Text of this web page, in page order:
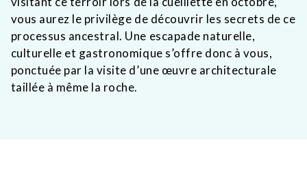
vous aurez le privilège de découvrir les secrets de ce
processus ancestral. Une escapade naturelle,
culturelle et gastronomique s’offre donc à vous,
ponctuée par la visite d’une œuvre architecturale
taillée à même la roche.